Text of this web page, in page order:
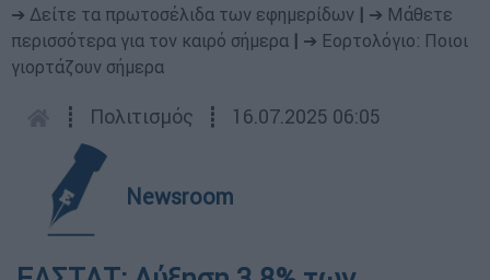
➔ Δείτε τα πρωτοσέλιδα των εφημερίδων
➔ Μάθετε
περισσότερα για τον καιρό σήμερα
➔ Εορτολόγιο: Ποιοι
γιορτάζουν σήμερα
┋ Πολιτισμός ┋ 16.07.2025 06:05
Newsroom